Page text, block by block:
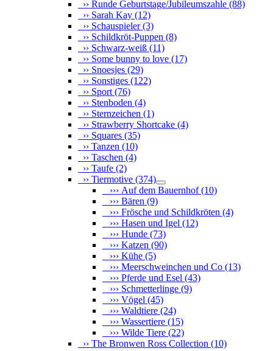
›› Runde Geburtstage/Jubileumszahle (88)
›› Sarah Kay (12)
›› Schauspieler(3)
›› Schildkröt-Puppen (8)
›› Schwarz-weiß (11)
›› Some bunny to love (17)
›› Snoesjes (29)
›› Sonstiges (122)
›› Sport (76)
›› Stenboden (4)
›› Sternzeichen (1)
›› Strawberry Shortcake (4)
›› Squares (35)
›› Tanzen (10)
›› Taschen (4)
›› Taufe (2)
›› Tiermotive (374)
››› Auf dem Bauernhof(10)
››› Bären (9)
››› Frösche und Schildkröten (4)
››› Hasen und Igel (12)
››› Hunde (73)
››› Katzen (90)
››› Kühe (5)
››› Meerschweinchen und Co (13)
››› Pferde und Esel (43)
››› Schmetterlinge (9)
››› Vögel (45)
››› Waldtiere (24)
››› Wassertiere (15)
››› Wilde Tiere (22)
›› The Bronwen Ross Collection (10)